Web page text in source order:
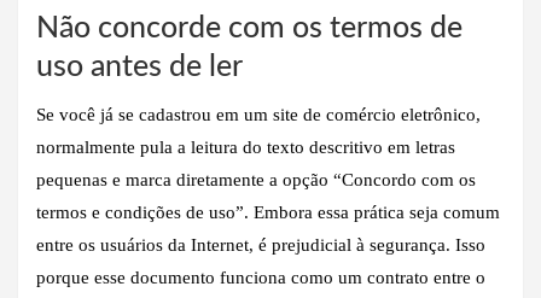
Não concorde com os termos de
uso antes de ler
Se você já se cadastrou em um site de comércio eletrônico,
normalmente pula a leitura do texto descritivo em letras
pequenas e marca diretamente a opção “Concordo com os
termos e condições de uso”. Embora essa prática seja comum
entre os usuários da Internet, é prejudicial à segurança. Isso
porque esse documento funciona como um contrato entre o